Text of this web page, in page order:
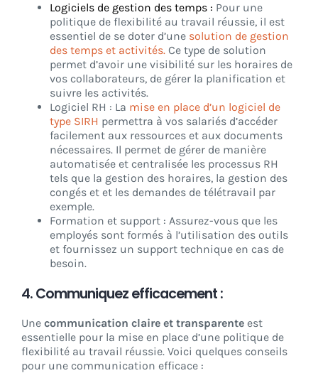
Logiciels de gestion des temps : Pour une
politique de flexibilité au travail réussie, il est
essentiel de se doter d’une solution de gestion
des temps et activités. Ce type de solution
permet d’avoir une visibilité sur les horaires de
vos collaborateurs, de gérer la planification et
suivre les activités.
Logiciel RH : La mise en place d’un logiciel de
type SIRH permettra à vos salariés d’accéder
facilement aux ressources et aux documents
nécessaires. Il permet de gérer de manière
automatisée et centralisée les processus RH
tels que la gestion des horaires, la gestion des
congés et et les demandes de télétravail par
exemple.
Formation et support : Assurez-vous que les
employés sont formés à l’utilisation des outils
et fournissez un support technique en cas de
besoin.
4. Communiquez efficacement :
Une communication claire et transparente est
essentielle pour la mise en place d’une politique de
flexibilité au travail réussie. Voici quelques conseils
pour une communication efficace :